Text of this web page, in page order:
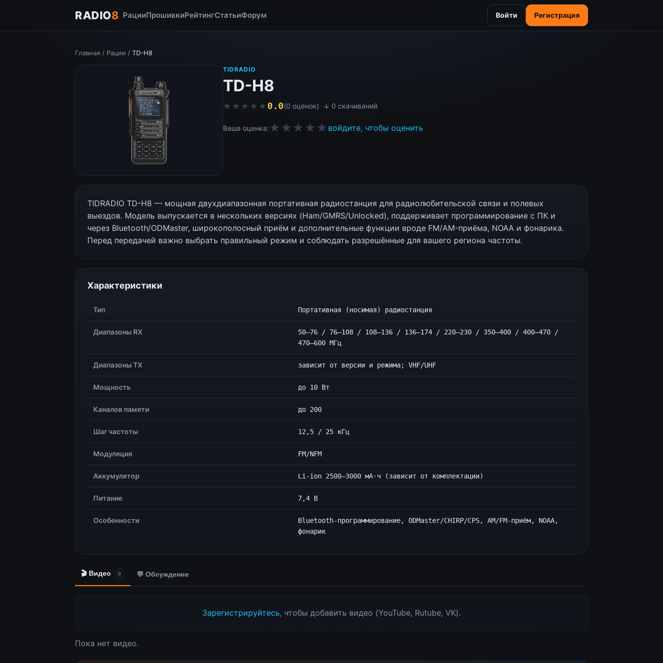
RADIO8 РацииПрошивкиРейтингСтатьиФорум Войти Регистрация
Главная / Рации / TD-H8
TIDRADIO
TD-H8
★★★★★
★★★★★ 0.0(0 оценок) · ↓ 0 скачиваний
Ваша оценка: ★★★★★ войдите, чтобы оценить
TIDRADIO TD-H8 — мощная двухдиапазонная портативная радиостанция для радиолюбительской связи и полевых
выездов. Модель выпускается в нескольких версиях (Ham/GMRS/Unlocked), поддерживает программирование с ПК и
через Bluetooth/ODMaster, широкополосный приём и дополнительные функции вроде FM/AM-приёма, NOAA и фонарика.
Перед передачей важно выбрать правильный режим и соблюдать разрешённые для вашего региона частоты.
Характеристики
Тип Портативная (носимая) радиостанция
Диапазоны RX
50–76 / 76–108 / 108–136 / 136–174 / 220–230 / 350–400 / 400–470 /
470–600 МГц
Диапазоны TX зависит от версии и режима; VHF/UHF
Мощность до 10 Вт
Каналов памяти до 200
Шаг частоты 12,5 / 25 кГц
Модуляция FM/NFM
Аккумулятор Li-ion 2500–3000 мА·ч (зависит от комплектации)
Питание 7,4 В
Особенности
Bluetooth-программирование, ODMaster/CHIRP/CPS, AM/FM-приём, NOAA,
фонарик
🎬 Видео 0 💬 Обсуждение
Зарегистрируйтесь, чтобы добавить видео (YouTube, Rutube, VK).
Пока нет видео.